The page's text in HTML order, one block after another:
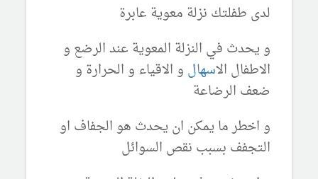
لدى طفلتك نزلة معوية عابرة
و يحدث في النزلة المعوية عند الرضع و
الاطفال الاسهال و الاقياء و الحرارة و
ضعف الرضاعة
و اخطر ما يمكن ان يحدث هو الجفاف او
التجفف بسبب نقص السوائل